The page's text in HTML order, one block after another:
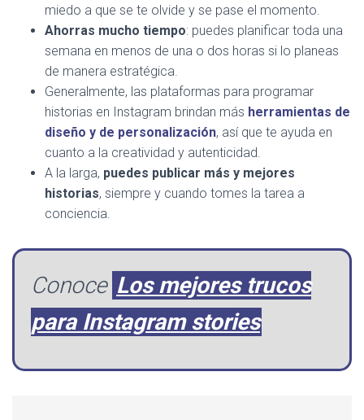
miedo a que se te olvide y se pase el momento.
Ahorras mucho tiempo: puedes planificar toda una
semana en menos de una o dos horas si lo planeas
de manera estratégica.
Generalmente, las plataformas para programar
historias en Instagram brindan más herramientas de
diseño y de personalización, así que te ayuda en
cuanto a la creatividad y autenticidad.
A la larga, puedes publicar más y mejores
historias, siempre y cuando tomes la tarea a
conciencia.
Conoce Los mejores trucos
para Instagram stories